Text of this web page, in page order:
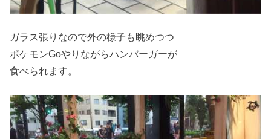
ガラス張りなので外の様子も眺めつつ
ポケモンGoやりながらハンバーガーが
食べられます。